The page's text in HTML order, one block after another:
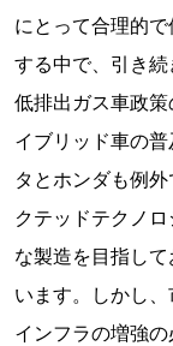
にとって合理的
する中で、引き
低排出ガス車政
イブリッド車の
タとホンダも例
クテッドテクノ
な製造を目指し
います。しかし
インフラの増強